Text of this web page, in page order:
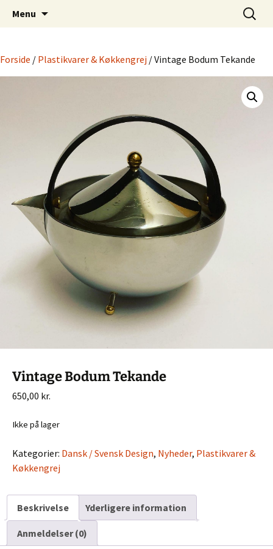
Retro-Shoppen.DK
Dansk Design fra 1940 til 1980
Menu
Søg
efter:
Forside / Plastikvarer & Køkkengrej / Vintage Bodum Tekande
Vintage Bodum Tekande
650,00 kr.
Ikke på lager
Kategorier: Dansk / Svensk Design, Nyheder, Plastikvarer &
Køkkengrej
Beskrivelse Yderligere information
Anmeldelser (0)